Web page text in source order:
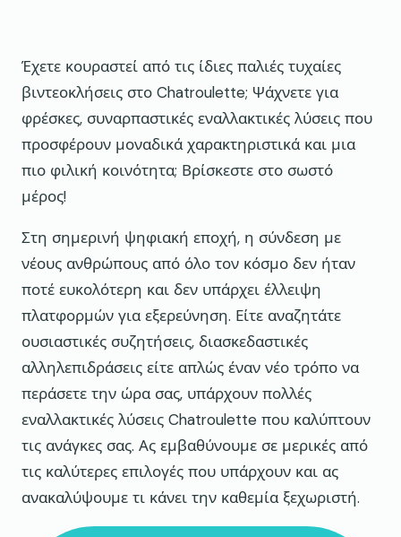
Έχετε κουραστεί από τις ίδιες παλιές τυχαίες
βιντεοκλήσεις στο Chatroulette; Ψάχνετε για
φρέσκες, συναρπαστικές εναλλακτικές λύσεις που
προσφέρουν μοναδικά χαρακτηριστικά και μια
πιο φιλική κοινότητα; Βρίσκεστε στο σωστό
μέρος!
Στη σημερινή ψηφιακή εποχή, η σύνδεση με
νέους ανθρώπους από όλο τον κόσμο δεν ήταν
ποτέ ευκολότερη και δεν υπάρχει έλλειψη
πλατφορμών για εξερεύνηση. Είτε αναζητάτε
ουσιαστικές συζητήσεις, διασκεδαστικές
αλληλεπιδράσεις είτε απλώς έναν νέο τρόπο να
περάσετε την ώρα σας, υπάρχουν πολλές
εναλλακτικές λύσεις Chatroulette που καλύπτουν
τις ανάγκες σας. Ας εμβαθύνουμε σε μερικές από
τις καλύτερες επιλογές που υπάρχουν και ας
ανακαλύψουμε τι κάνει την καθεμία ξεχωριστή.